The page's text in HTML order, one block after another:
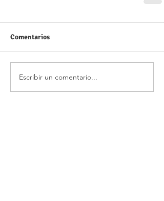
Comentarios
Escribir un comentario...